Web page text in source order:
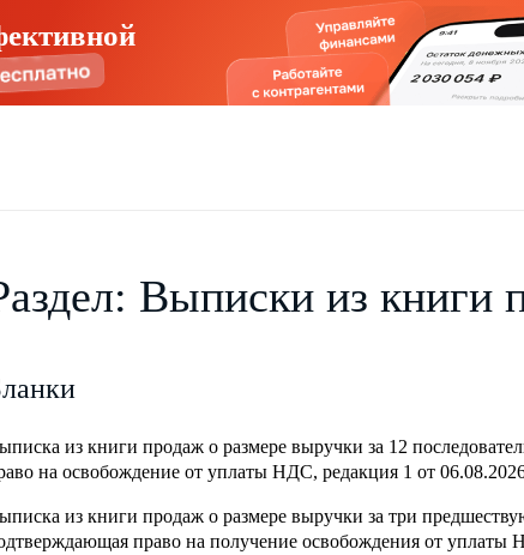
Выписки из книги
из книги продаж о размере выручки за 12
на освобождение от уплаты НДС, редакция 1 от
из книги продаж о размере выручки за три
право на получение освобождения от уплаты